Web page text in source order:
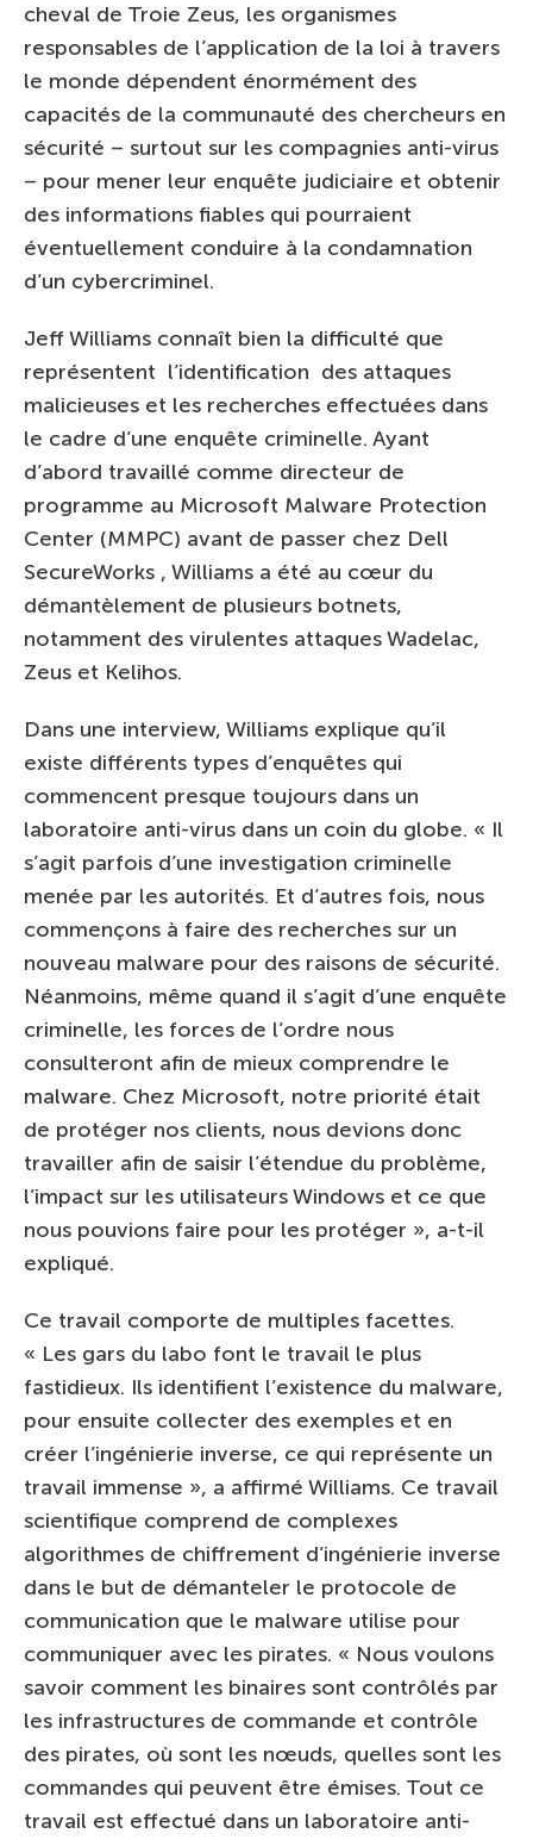
cheval de Troie Zeus, les organismes
responsables de l’application de la loi à travers
le monde dépendent énormément des
capacités de la communauté des chercheurs en
sécurité – surtout sur les compagnies anti-virus
– pour mener leur enquête judiciaire et obtenir
des informations fiables qui pourraient
éventuellement conduire à la condamnation
d’un cybercriminel.
Jeff Williams connaît bien la difficulté que
représentent l’identification des attaques
malicieuses et les recherches effectuées dans
le cadre d’une enquête criminelle. Ayant
d’abord travaillé comme directeur de
programme au Microsoft Malware Protection
Center (MMPC) avant de passer chez Dell
SecureWorks , Williams a été au cœur du
démantèlement de plusieurs botnets,
notamment des virulentes attaques Wadelac,
Zeus et Kelihos.
Dans une interview, Williams explique qu’il
existe différents types d’enquêtes qui
commencent presque toujours dans un
laboratoire anti-virus dans un coin du globe. « Il
s’agit parfois d’une investigation criminelle
menée par les autorités. Et d’autres fois, nous
commençons à faire des recherches sur un
nouveau malware pour des raisons de sécurité.
Néanmoins, même quand il s’agit d’une enquête
criminelle, les forces de l’ordre nous
consulteront afin de mieux comprendre le
malware. Chez Microsoft, notre priorité était
de protéger nos clients, nous devions donc
travailler afin de saisir l’étendue du problème,
l’impact sur les utilisateurs Windows et ce que
nous pouvions faire pour les protéger », a-t-il
expliqué.
Ce travail comporte de multiples facettes.
« Les gars du labo font le travail le plus
fastidieux. Ils identifient l’existence du malware,
pour ensuite collecter des exemples et en
créer l’ingénierie inverse, ce qui représente un
travail immense », a affirmé Williams. Ce travail
scientifique comprend de complexes
algorithmes de chiffrement d’ingénierie inverse
dans le but de démanteler le protocole de
communication que le malware utilise pour
communiquer avec les pirates. « Nous voulons
savoir comment les binaires sont contrôlés par
les infrastructures de commande et contrôle
des pirates, où sont les nœuds, quelles sont les
commandes qui peuvent être émises. Tout ce
travail est effectué dans un laboratoire anti-